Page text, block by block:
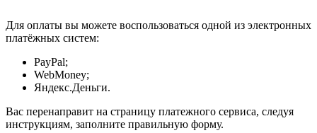
Для оплаты вы можете воспользоваться одной из электронных
платёжных систем:
PayPal;
WebMoney;
Яндекс.Деньги.
Вас перенаправит на страницу платежного сервиса, следуя
инструкциям, заполните правильную форму.